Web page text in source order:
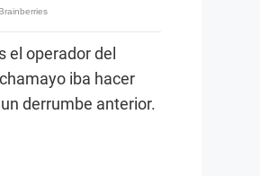
el operador del
iba hacer
derrumbe anterior.